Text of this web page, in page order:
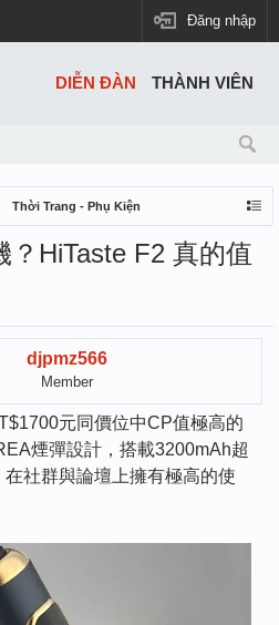
Đăng nhập
Thời Trang - Phụ Kiện
？HiTaste F2 真的值
djpmz566
Member
元同價位中CP值極高的
煙彈設計，搭載3200mAh超
社群與論壇上擁有極高的使
DIỄN ĐÀN THÀNH VIÊN